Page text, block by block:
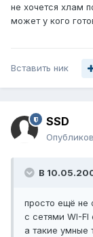
не хочется хлам
может у кого
Вставить ник
SSD
В
просто ещё не
с сетями WI-FI
а такие умные